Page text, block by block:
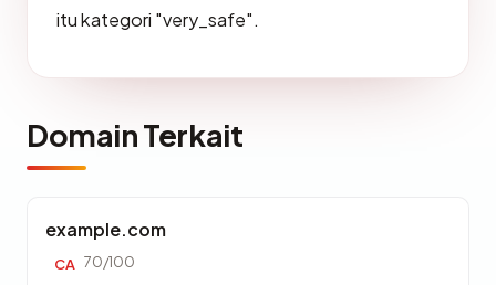
itu kategori "very_safe".
Domain Terkait
example.com
CA 70/100